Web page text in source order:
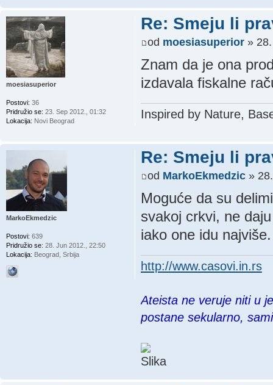
Re: Smeju li
od moesiasuperior» 28.
Znam da je ona
izdavala fiskalne
Inspired by Nature,
moesiasuperior
Postovi: 36
Pridružio se: 23. Sep 2012., 01:32
Lokacija: Novi Beograd
Re: Smeju li
od MarkoEkmedzic»
Moguće da su
svakoj crkvi, ne
iako one idu najviše.
http://www.casovi.in.rs
Ateista ne veruje niti u
postane sekularno,
MarkoEkmedzic
Postovi: 639
Pridružio se: 28. Jun 2012., 22:50
Lokacija: Beograd, Srbija